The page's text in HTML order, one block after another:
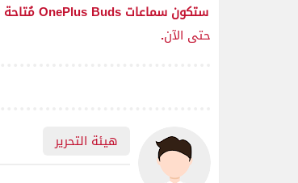
ستكون سماعات OnePlus Buds مُتاحة بثلاثة ألوان: الأسود والأبيض ولون “Nord Blue” الذي يقتصر على الهند وأوروبا –
حتى الآن.
هيئة التحرير